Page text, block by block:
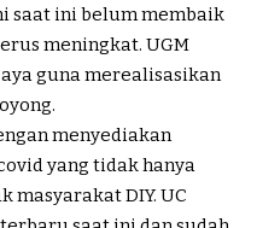
saat ini belum membaik
meningkat. UGM
guna merealisasikan
menyediakan
yang tidak hanya
masyarakat DIY. UC